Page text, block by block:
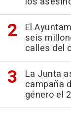
El
seis
calles del
La Junta
campaña
género el